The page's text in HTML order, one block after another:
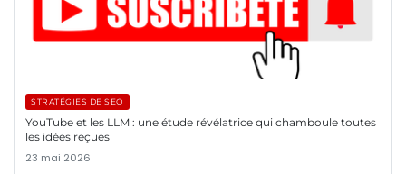
STRATÉGIES DE SEO
YouTube et les LLM : une étude révélatrice qui chamboule toutes
les idées reçues
23 mai 2026